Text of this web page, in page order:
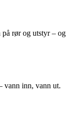
rør og utstyr – og
vann inn, vann ut.